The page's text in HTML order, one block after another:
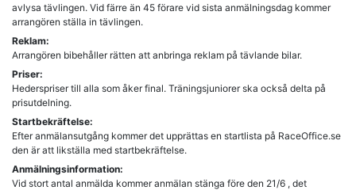
avlysa tävlingen. Vid färre än 45 förare vid sista anmälningsdag kommer
arrangören ställa in tävlingen.
Reklam:
Arrangören bibehåller rätten att anbringa reklam på tävlande bilar.
Priser:
Hederspriser till alla som åker final. Träningsjuniorer ska också delta på
prisutdelning.
Startbekräftelse:
Efter anmälansutgång kommer det upprättas en startlista på RaceOffice.se
den är att likställa med startbekräftelse.
Anmälningsinformation:
Vid stort antal anmälda kommer anmälan stänga före den 21/6 , det